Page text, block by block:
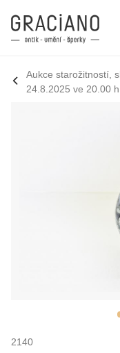
Aukce starožitností,
24.8.2025 ve 20.00 h
2140